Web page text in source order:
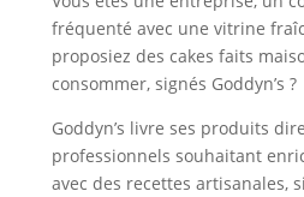
fréquenté avec une vitrine
proposiez des cakes faits
consommer, signés Goddyn’s ?
Goddyn’s livre ses produits
professionnels souhaitant
avec des recettes artisanales,